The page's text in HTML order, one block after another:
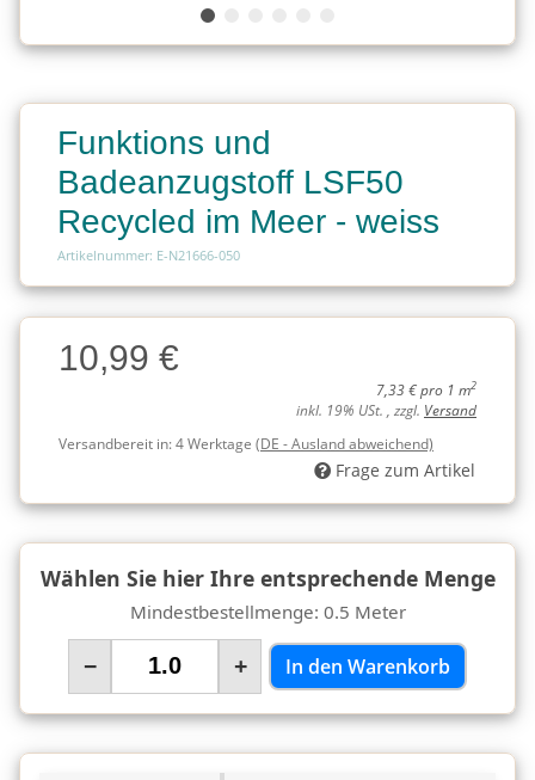
Funktions und
Badeanzugstoff LSF50
Recycled im Meer - weiss
Artikelnummer: E-N21666-050
Charge
Charge10,99 €
7,33 € pro 1 m2
inkl. 19% USt. , zzgl. Versand
Versandbereit in:4 Werktage (DE - Ausland abweichend)
Frage zum Artikel
Wählen Sie hier Ihre entsprechende Menge
Mindestbestellmenge: 0.5 Meter
− + In den Warenkorb